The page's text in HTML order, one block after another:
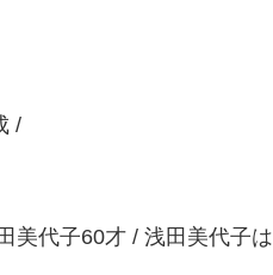
/
美代子60才 / 浅田美代子は